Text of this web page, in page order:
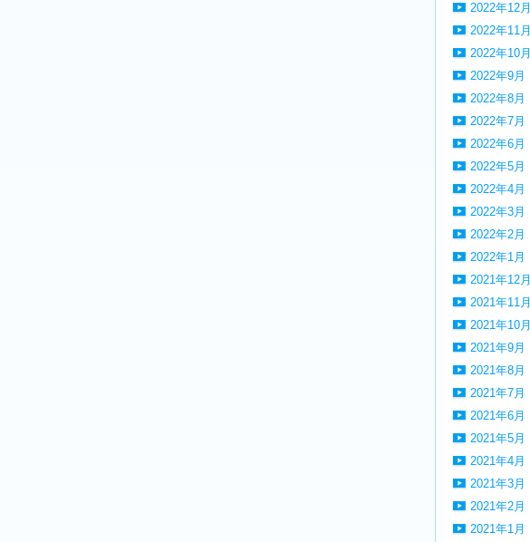
2022年12月
2022年11月
2022年10月
2022年9月
2022年8月
2022年7月
2022年6月
2022年5月
2022年4月
2022年3月
2022年2月
2022年1月
2021年12月
2021年11月
2021年10月
2021年9月
2021年8月
2021年7月
2021年6月
2021年5月
2021年4月
2021年3月
2021年2月
2021年1月